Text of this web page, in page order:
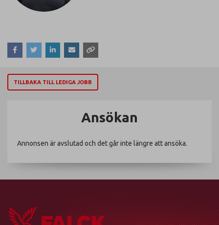
TILLBAKA TILL LEDIGA JOBB
Ansökan
Annonsen är avslutad och det går inte längre att ansöka.